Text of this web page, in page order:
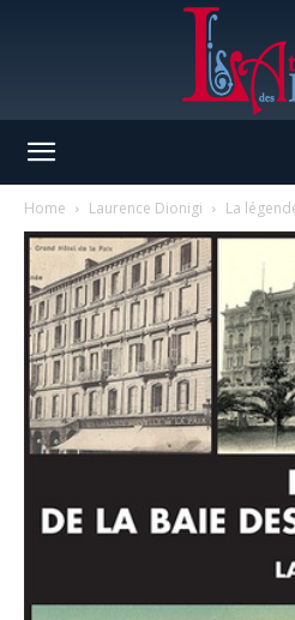
des
Home Laurence Dionigi La